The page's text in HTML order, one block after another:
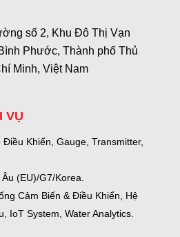
số 2, Khu Đô Thị Vạn
Phước, Thành phố Thủ
Minh, Việt Nam
VỤ
Khiển, Gauge, Transmitter,
(EU)/G7/Korea.
Cảm Biến & Điều Khiển, Hệ
IoT System, Water Analytics.